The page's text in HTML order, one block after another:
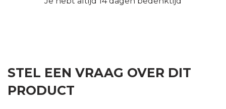
STEL EEN VRAAG OVER DIT
PRODUCT